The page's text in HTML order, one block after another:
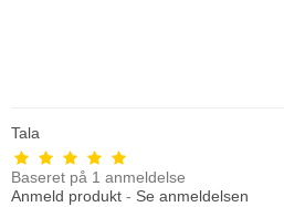
Tala
Baseret på 1 anmeldelse
Anmeld produkt - Se anmeldelsen